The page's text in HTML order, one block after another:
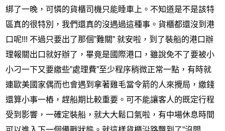
綁了一晚，可憐的貨櫃司機只能睡車上。不知道是不是該特
區真的很特別，我們還真的沒遇過這種事。貨櫃都還沒到港
口呢!!! 不過只要出了那個”難關”就安啦，到了裝船的港口辦
理報關出口就好辦了，畢竟是國際港口，雖說免不了要被小
小刁一下又要繳些”處理費”至少程序稍微正常一點，有時就
連歐美國家偶而也會遇到拿著雞毛當令箭的人來攪局，繳錢
還算小事一樁，趕船期比較重要。可不能讓客人的既定行程
受到影響，一確定裝船，就大大鬆口氣啦，有中場休息時間